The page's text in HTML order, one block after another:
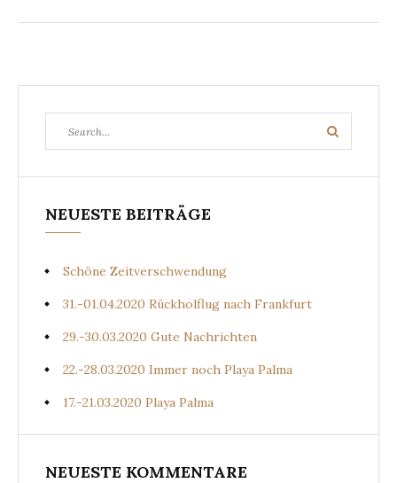
for:
Search
NEUESTE BEITRÄGE
Schöne Zeitverschwendung
31.-01.04.2020 Rückholflug nach Frankfurt
29.-30.03.2020 Gute Nachrichten
22.-28.03.2020 Immer noch Playa Palma
17.-21.03.2020 Playa Palma
NEUESTE KOMMENTARE